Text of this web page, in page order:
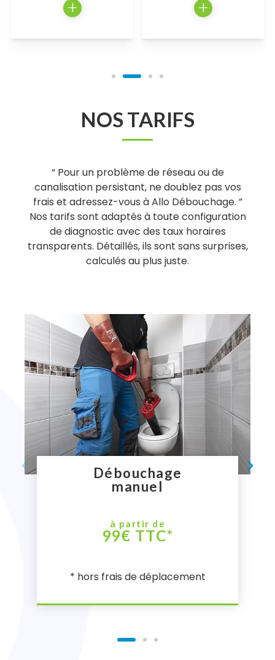
+ +
NOS TARIFS
“ Pour un problème de réseau ou de
canalisation persistant, ne doublez pas vos
frais et adressez-vous à Allo Débouchage. ”
Nos tarifs sont adaptés à toute configuration
de diagnostic avec des taux horaires
transparents. Détaillés, ils sont sans surprises,
calculés au plus juste.
Débouchage
manuel
à partir de
99€ TTC*
* hors frais de déplacement